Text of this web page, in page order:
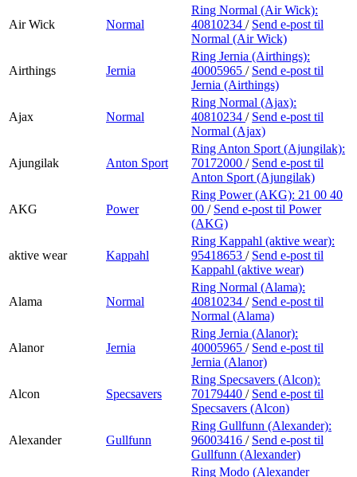
Air Wick Normal
Ring Normal (Air Wick):
40810234 / Send e-post til
Normal (Air Wick)
Airthings Jernia
Ring Jernia (Airthings):
40005965 / Send e-post til
Jernia (Airthings)
Ajax Normal
Ring Normal (Ajax):
40810234 / Send e-post til
Normal (Ajax)
Ajungilak Anton Sport
Ring Anton Sport (Ajungilak):
70172000 / Send e-post til
Anton Sport (Ajungilak)
AKG Power
Ring Power (AKG): 21 00 40
00 / Send e-post til Power
(AKG)
aktive wear Kappahl
Ring Kappahl (aktive wear):
95418653 / Send e-post til
Kappahl (aktive wear)
Alama Normal
Ring Normal (Alama):
40810234 / Send e-post til
Normal (Alama)
Alanor Jernia
Ring Jernia (Alanor):
40005965 / Send e-post til
Jernia (Alanor)
Alcon Specsavers
Ring Specsavers (Alcon):
70179440 / Send e-post til
Specsavers (Alcon)
Alexander Gullfunn
Ring Gullfunn (Alexander):
96003416 / Send e-post til
Gullfunn (Alexander)
Ring Modo (Alexander